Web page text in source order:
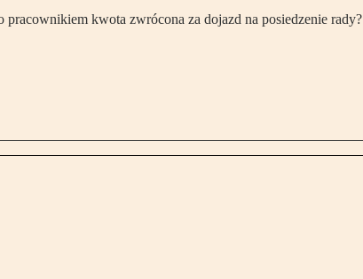
pracownikiem kwota zwrócona za dojazd na posiedzenie rady?